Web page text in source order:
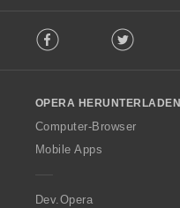
o
w
O
p
a
Facebook Twitter
OPERA HERUNTERLADEN
Computer-Browser
Mobile Apps
Dev.Opera